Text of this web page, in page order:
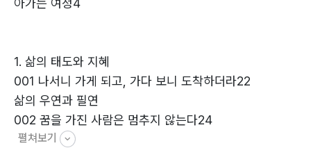
아가는 여정4
1. 삶의 태도와 지혜
001 나서니 가게 되고, 가다 보니 도착하더라22
삶의 우연과 필연
002 꿈을 가진 사람은 멈추지 않는다24
멈출 수 없는 삶의 동력
펼쳐보기